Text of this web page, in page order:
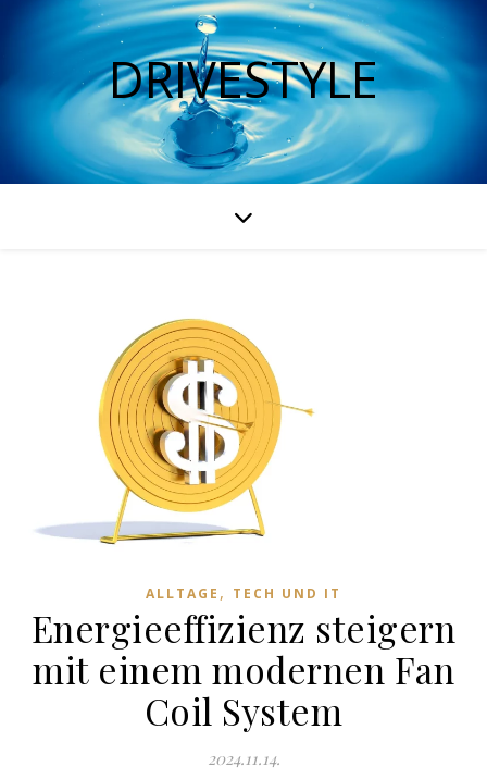
DRIVESTYLE
ALLTAGE , TECH UND IT
Energieeffizienz steigern
mit einem modernen Fan
Coil System
2024.11.14.